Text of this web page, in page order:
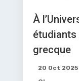
À
étudiants
grecque
20 Oct 2025